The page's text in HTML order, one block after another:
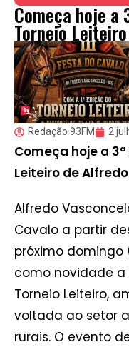
Começa hoje a
Torneio
Redação 93FM 2
Começa hoje a
Leiteiro de
Alfredo
Cavalo a partir
próximo domingo
como novidade a
Torneio Leiteiro,
voltada ao setor
rurais. O evento